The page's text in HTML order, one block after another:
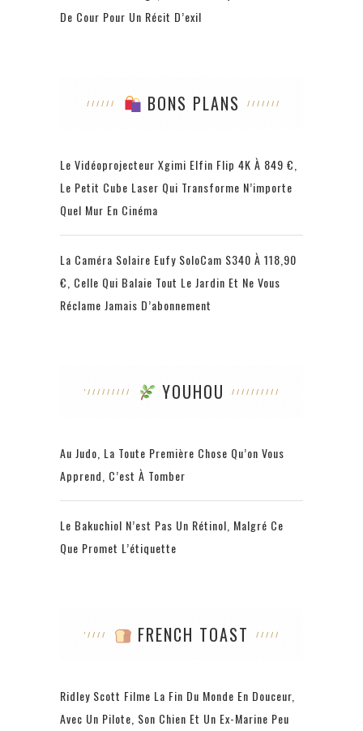
De Cour Pour Un Récit D’exil
BONS PLANS
Le Vidéoprojecteur Xgimi Elfin Flip 4K À 849 €,
Le Petit Cube Laser Qui Transforme N’importe
Quel Mur En Cinéma
La Caméra Solaire Eufy SoloCam S340 À 118,90
€, Celle Qui Balaie Tout Le Jardin Et Ne Vous
Réclame Jamais D’abonnement
YOUHOU
Au Judo, La Toute Première Chose Qu’on Vous
Apprend, C’est À Tomber
Le Bakuchiol N’est Pas Un Rétinol, Malgré Ce
Que Promet L’étiquette
FRENCH TOAST
Ridley Scott Filme La Fin Du Monde En Douceur,
Avec Un Pilote, Son Chien Et Un Ex-Marine Peu